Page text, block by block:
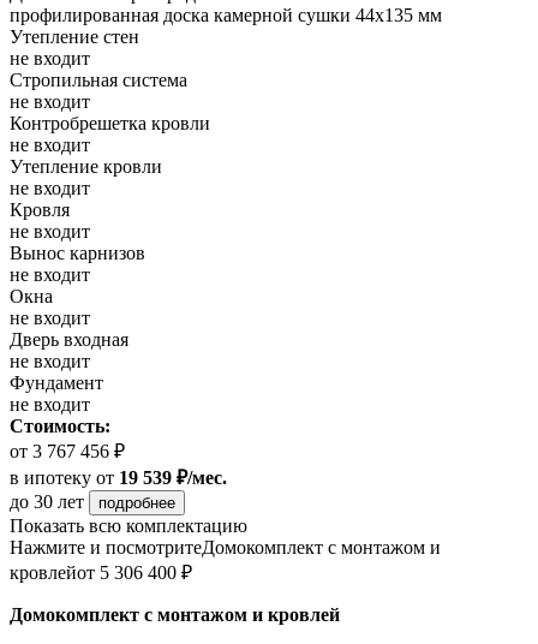
профилированная доска камерной сушки 44х135 мм
Утепление стен
не входит
Стропильная система
не входит
Контробрешетка кровли
не входит
Утепление кровли
не входит
Кровля
не входит
Вынос карнизов
не входит
Окна
не входит
Дверь входная
не входит
Фундамент
не входит
Стоимость:
от 3 767 456 ₽
в ипотеку от 19 539 ₽/мес.
до 30 лет
подробнее
Показать всю комплектацию
Нажмите и посмотритеДомокомплект с монтажом и
кровлейот 5 306 400 ₽
Домокомплект с монтажом и кровлей